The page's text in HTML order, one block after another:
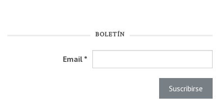
BOLETÍN
Email *